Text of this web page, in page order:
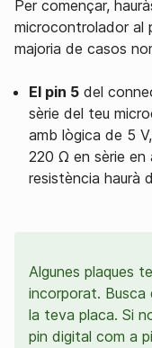
Per començar,
microcontrolador al
majoria de casos
El pin 5 del
sèrie del teu
amb lògica de 5
220 Ω en sèrie en
resistència haurà
Algunes plaques
incorporat. Busca
la teva placa. Si
pin digital com a